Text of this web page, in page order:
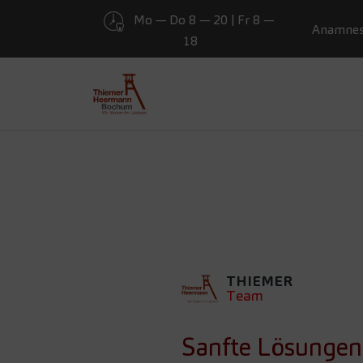
Zum Hauptinhalt springen
Mo — Do 8 — 20 | Fr 8 —
18
Presse
SANFTE
KEINE
THIEMER
Team
Sanfte